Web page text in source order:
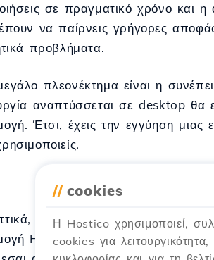
σε πραγματικό χρόνο
να παίρνεις γρήγορες
προβλήματα.
πλεονέκτημα είναι η
αναπτύσσεται σε desktop θα
Έτσι, έχεις την εγγύηση μιας
αν επιθυμείς κινητικότητα,
Hostico είναι το εργαλείο
// cookies
Η Hostico χρησιμοποιεί,
cookies για